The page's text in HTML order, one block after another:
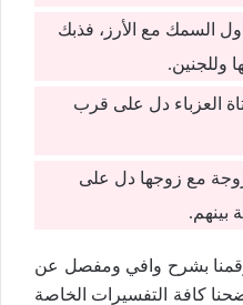
السمك مع الأرز، فذبك
وللجنين.
العزباء دل على قرب
مع زوجها دل على
بينهم.
وقمنا بشرح وافي ومفصل عن
كافة التفسيرات الخاصة